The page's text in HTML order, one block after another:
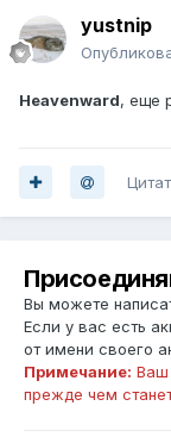
yustnip
Heavenward, еще
Вы можете
Если у вас есть
от имени своего
Примечание: Ваш
прежде чем